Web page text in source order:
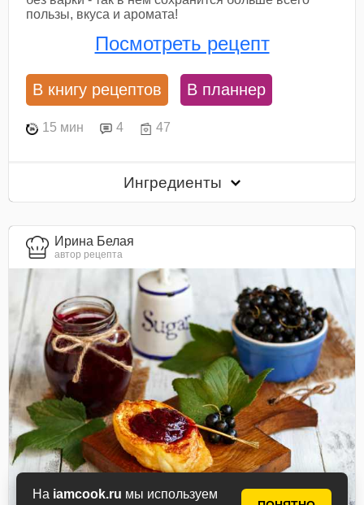
На iamcook.ru мы используем
пользы, вкуса и аромата!
Посмотреть рецепт
В книгу рецептов В планнер
15 мин 4 47
Ингредиенты
Ирина Белая
автор рецепта